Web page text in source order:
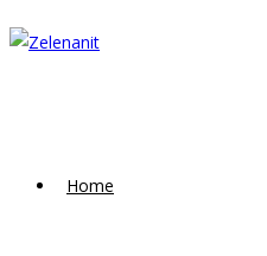
Skip
to
Home